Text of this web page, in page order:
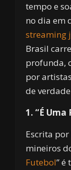
tempo e
no dia em
streaming
Brasil
profunda,
por
de
1. “É
Escrita por
mineiros
Futebol” é